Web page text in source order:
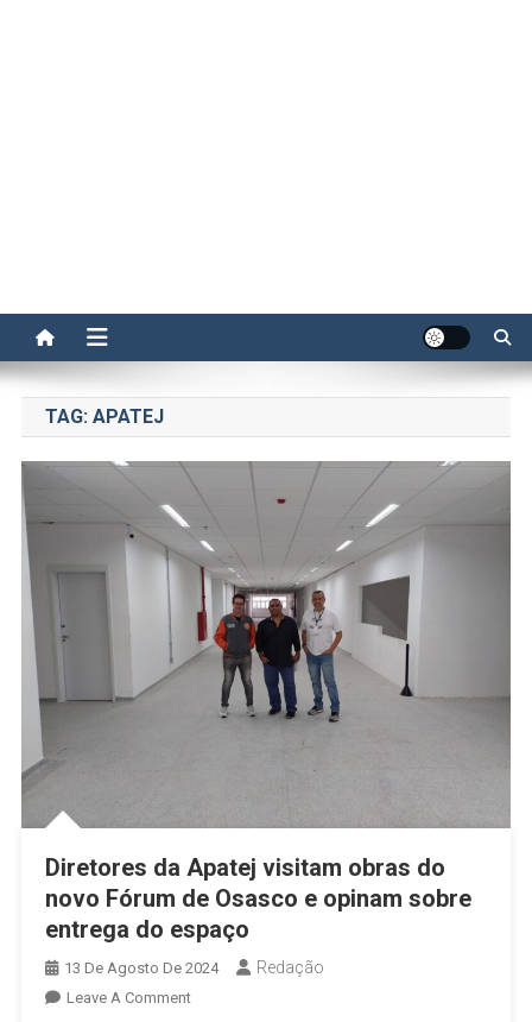
TAG: APATEJ
Diretores da Apatej visitam obras do
novo Fórum de Osasco e opinam sobre
entrega do espaço
13 De Agosto De 2024 Redação
Leave A CommentOn